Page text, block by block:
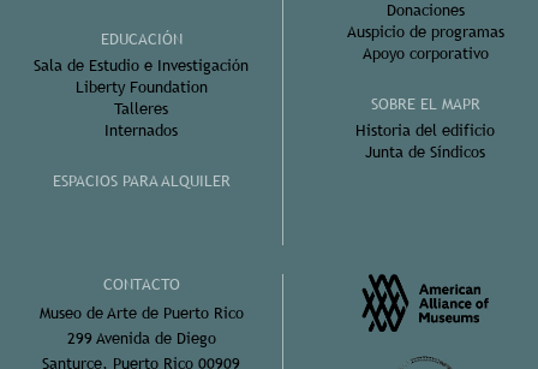
EDUCACIÓN
Sala de Estudio e Investigación
Liberty Foundation
Talleres
Internados
ESPACIOS PARA ALQUILER
Donaciones
Auspicio de programas
Apoyo corporativo
SOBRE EL MAPR
Historia del edificio
Junta de Síndicos
CONTACTO
Museo de Arte de Puerto Rico
299 Avenida de Diego
Santurce, Puerto Rico 00909